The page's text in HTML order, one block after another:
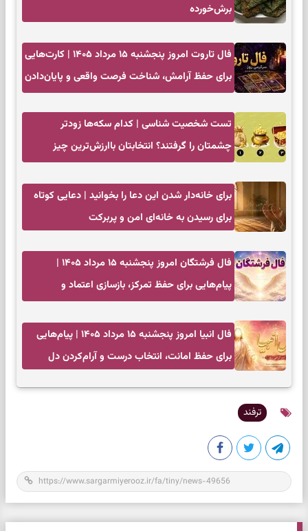
برش‌خورده
فال تاروت امروز پنجشنبه ۱۵ مرداد ۱۴۰۵ | کارت‌هایی
برای حفظ آرامش، شناخت فرصت واقعی و پایان‌دادن
تست شخصیت شناسی | کدام سکه‌ها زودتر
چشمتان را گرفتند؟ انتخابتان باارزش‌ترین چیز
برای خانه‌دار شدن این دعا را بخوانید | دعایی کوتاه
برای رسیدن به خانه‌ای امن و پربرکت
فال فرشتگان امروز پنجشنبه ۱۵ مرداد ۱۴۰۵ |
پیام‌هایی برای حفظ تمرکز، بازسازی اعتماد و
فال انبیا امروز پنجشنبه ۱۵ مرداد ۱۴۰۵ | پیام‌هایی
برای حفظ امانت، انتخاب درست و آرام‌کردن دل
ترفند